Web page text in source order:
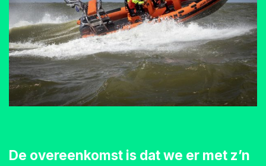
De overeenkomst is dat we er met z’n